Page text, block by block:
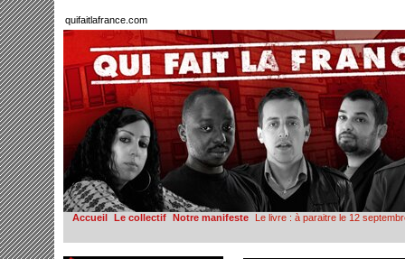
quifaitlafrance.com
Accueil Le collectif Notre manifeste Le livre : à paraitre le 12